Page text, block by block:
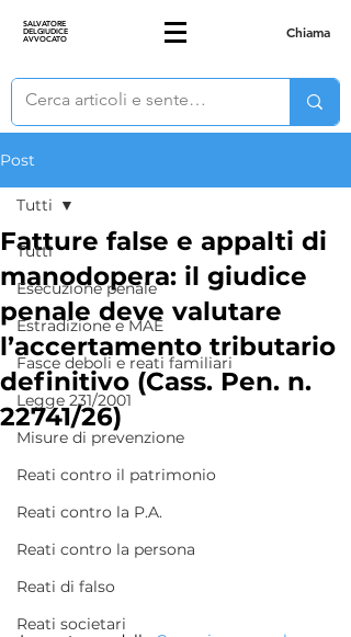
SALVATORE
DELGIUDICE
AVVOCATO Chiama
Post
Tutti
Esecuzione penale
Estradizione e MAE
Fasce deboli e reati familiari
Legge 231/2001
Misure di prevenzione
Reati contro il patrimonio
Reati contro la P.A.
Reati contro la persona
Reati di falso
Reati societari
Tutti
Fatture false e appalti di
manodopera: il giudice
penale deve valutare
l’accertamento tributario
definitivo (Cass. Pen. n.
22741/26)